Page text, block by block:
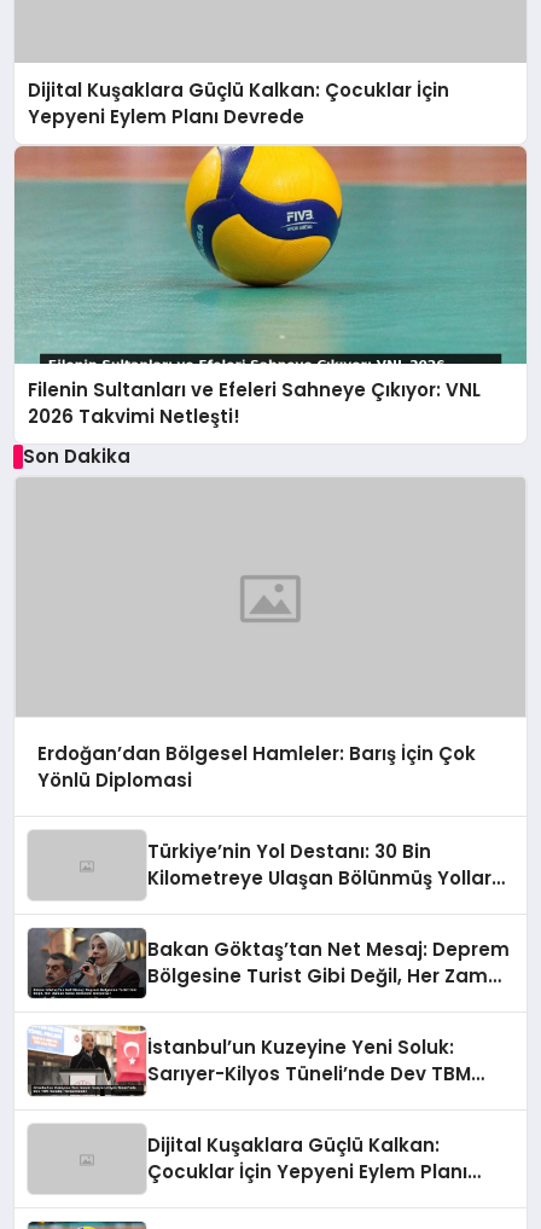
Dijital Kuşaklara Güçlü Kalkan: Çocuklar İçin
Yepyeni Eylem Planı Devrede
Filenin Sultanları ve Efeleri Sahneye Çıkıyor: VNL
2026 Takvimi Netleşti!
Son Dakika
Erdoğan’dan Bölgesel Hamleler: Barış İçin Çok
Yönlü Diplomasi
Türkiye’nin Yol Destanı: 30 Bin
Kilometreye Ulaşan Bölünmüş Yollar
Bakan Göktaş’tan Net Mesaj: Deprem
Bölgesine Turist Gibi Değil, Her Zaman
İstanbul’un Kuzeyine Yeni Soluk:
Sarıyer-Kilyos Tüneli’nde Dev TBM
Dijital Kuşaklara Güçlü Kalkan:
Çocuklar İçin Yepyeni Eylem Planı